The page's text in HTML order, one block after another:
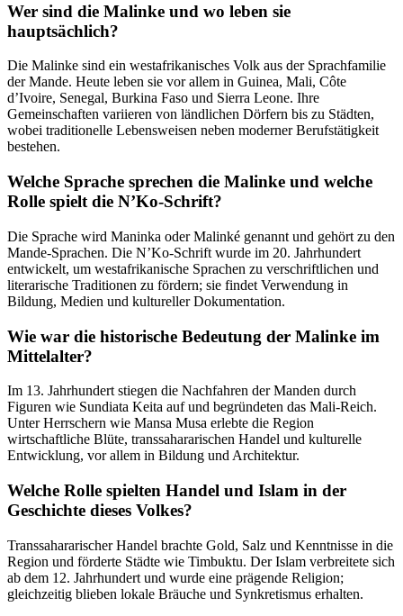
Wer sind die Malinke und wo leben sie
hauptsächlich?
Die Malinke sind ein westafrikanisches Volk aus der Sprachfamilie
der Mande. Heute leben sie vor allem in Guinea, Mali, Côte
d’Ivoire, Senegal, Burkina Faso und Sierra Leone. Ihre
Gemeinschaften variieren von ländlichen Dörfern bis zu Städten,
wobei traditionelle Lebensweisen neben moderner Berufstätigkeit
bestehen.
Welche Sprache sprechen die Malinke und welche
Rolle spielt die N’Ko-Schrift?
Die Sprache wird Maninka oder Malinké genannt und gehört zu den
Mande-Sprachen. Die N’Ko-Schrift wurde im 20. Jahrhundert
entwickelt, um westafrikanische Sprachen zu verschriftlichen und
literarische Traditionen zu fördern; sie findet Verwendung in
Bildung, Medien und kultureller Dokumentation.
Wie war die historische Bedeutung der Malinke im
Mittelalter?
Im 13. Jahrhundert stiegen die Nachfahren der Manden durch
Figuren wie Sundiata Keita auf und begründeten das Mali-Reich.
Unter Herrschern wie Mansa Musa erlebte die Region
wirtschaftliche Blüte, transsahararischen Handel und kulturelle
Entwicklung, vor allem in Bildung und Architektur.
Welche Rolle spielten Handel und Islam in der
Geschichte dieses Volkes?
Transsahararischer Handel brachte Gold, Salz und Kenntnisse in die
Region und förderte Städte wie Timbuktu. Der Islam verbreitete sich
ab dem 12. Jahrhundert und wurde eine prägende Religion;
gleichzeitig blieben lokale Bräuche und Synkretismus erhalten.